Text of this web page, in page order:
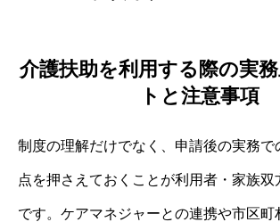
介護扶助を利用する際の実
トと注意事項
制度の理解だけでなく、申請後の実務で
点を押さえておくことが利用者・家族双
です。ケアマネジャーとの連携や市区町